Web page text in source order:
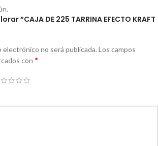
“CAJA DE 225 TARRINA EFECTO KRAFT
no será publicada. Los campos
con *